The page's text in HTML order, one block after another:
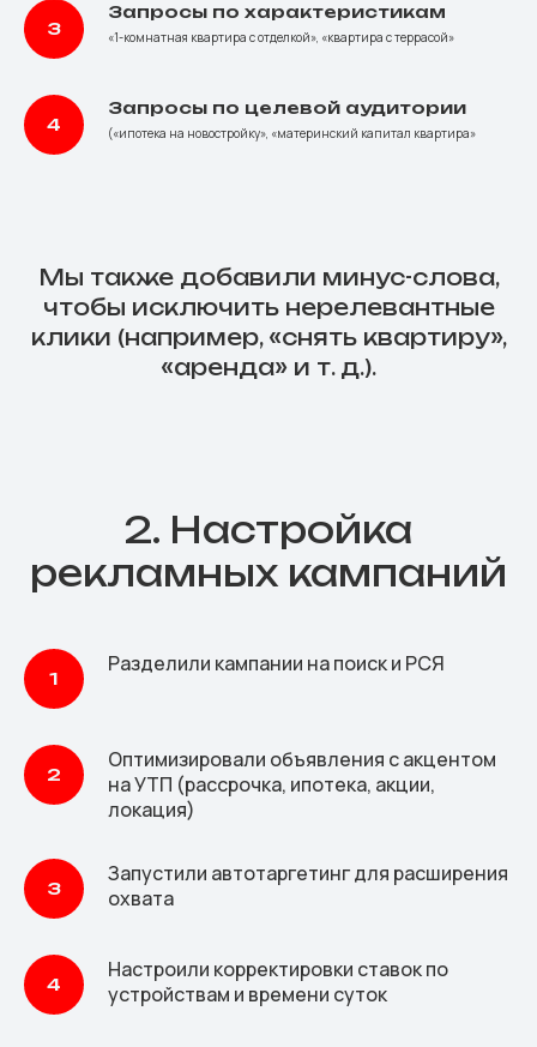
Запросы по характеристикам
«1-комнатная квартира с отделкой», «квартира с террасой»
Запросы по целевой аудитории
(«ипотека на новостройку», «материнский капитал квартира»
Мы также добавили минус-слова,
чтобы исключить нерелевантные
клики (например, «снять квартиру»,
«аренда» и т. д.).
2. Настройка
рекламных кампаний
Разделили кампании на поиск и РСЯ
Оптимизировали объявления с акцентом
на УТП (рассрочка, ипотека, акции,
локация)
Запустили автотаргетинг для расширения
охвата
Настроили корректировки ставок по
устройствам и времени суток